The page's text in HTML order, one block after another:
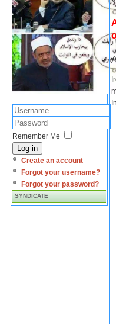
Remember Me
Log in
Create an account
Forgot your username?
Forgot your password?
SYNDICATE